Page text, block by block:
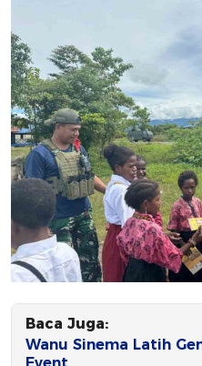
Baca Juga:
Wanu Sinema Latih